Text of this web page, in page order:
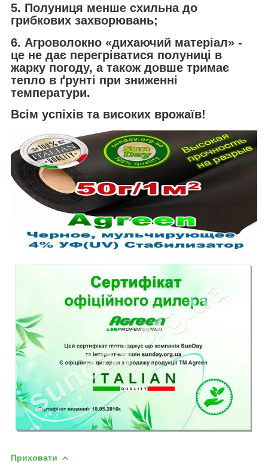
5. Полуниця менше схильна до
грибкових захворювань;
6. Агроволокно «дихаючий матеріал» -
це не дає перегріватися полуниці в
жарку погоду, а також довше тримає
тепло в ґрунті при зниженні
температури.
Всім успіхів та високих врожаїв!
Приховати